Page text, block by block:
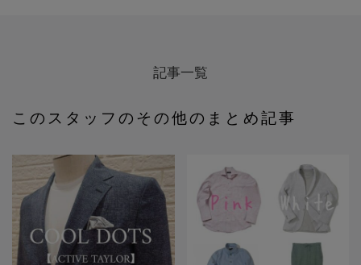
記事一覧
このスタッフのその他のまとめ記事